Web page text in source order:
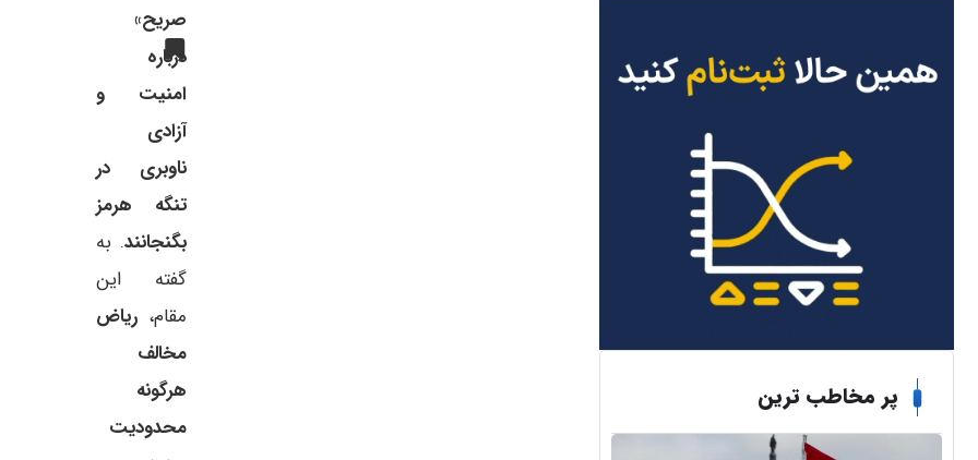
پر مخاطب ترین
صریح»
درباره
امنیت و
آزادی
ناوبری در
تنگه هرمز
بگنجانند. به
گفته این
مقام، ریاض
مخالف
هرگونه
محدودیت